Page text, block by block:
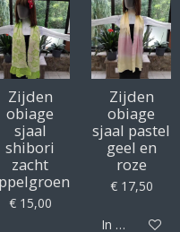
Zijden
obiage
sjaal
shibori
zacht
€ 15,00
Zijden
obiage
sjaal pastel
geel en
roze
€ 17,50
In